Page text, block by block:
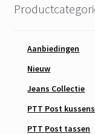
Aanbiedingen
Nieuw
Jeans Collectie
PTT Post kussens
PTT Post tassen